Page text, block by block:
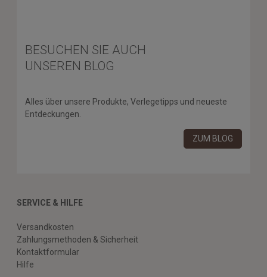
BESUCHEN SIE AUCH
UNSEREN BLOG
Alles über unsere Produkte, Verlegetipps und neueste
Entdeckungen.
ZUM BLOG
SERVICE & HILFE
Versandkosten
Zahlungsmethoden & Sicherheit
Kontaktformular
Hilfe